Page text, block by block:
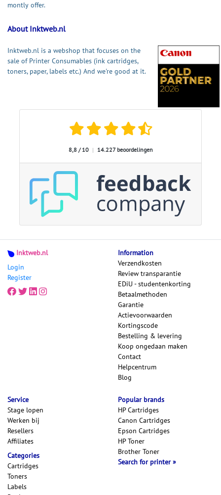
montly offer.
About Inktweb.nl
Inktweb.nl is a webshop that focuses on the
sale of Printer Consumables (ink cartridges,
toners, paper, labels etc.) And we're good at it.
8,8 / 10 | 14.227 beoordelingen
Inktweb.nl
Login
Register
Information
Verzendkosten
Review transparantie
EDiU - studentenkorting
Betaalmethoden
Garantie
Actievoorwaarden
Kortingscode
Bestelling & levering
Koop ongedaan maken
Contact
Helpcentrum
Blog
Service
Stage lopen
Werken bij
Resellers
Affiliates
Categories
Cartridges
Toners
Labels
Popular brands
HP Cartridges
Canon Cartridges
Epson Cartridges
HP Toner
Brother Toner
Search for printer